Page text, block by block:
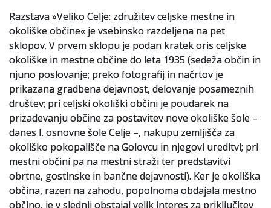
Razstava »Veliko Celje: združitev celjske mestne in
okoliške občine« je vsebinsko razdeljena na pet
sklopov. V prvem sklopu je podan kratek oris celjske
okoliške in mestne občine do leta 1935 (sedeža občin in
njuno poslovanje; preko fotografij in načrtov je
prikazana gradbena dejavnost, delovanje posameznih
društev; pri celjski okoliški občini je poudarek na
prizadevanju občine za postavitev nove okoliške šole –
danes I. osnovne šole Celje –, nakupu zemljišča za
okoliško pokopališče na Golovcu in njegovi ureditvi; pri
mestni občini pa na mestni straži ter predstavitvi
obrtne, gostinske in bančne dejavnosti). Ker je okoliška
občina, razen na zahodu, popolnoma obdajala mestno
občino, je v slednji obstajal velik interes za priključitev